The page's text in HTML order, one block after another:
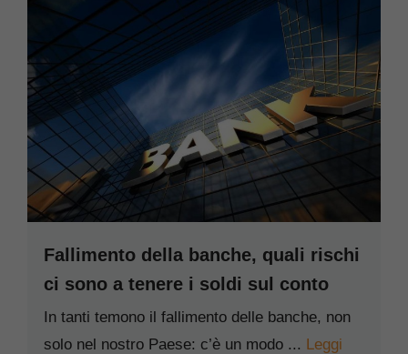
Fallimento della banche, quali rischi
ci sono a tenere i soldi sul conto
In tanti temono il fallimento delle banche, non
solo nel nostro Paese: c’è un modo ... Leggi